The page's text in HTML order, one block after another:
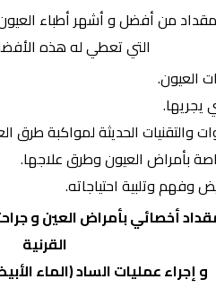
من أفضل و أشهر أطباء
التي تعطي له هذه
العيون.
يجريها.
والتقنيات الحديثة لمواكبة طرق
بأمراض العيون وطرق علاجها.
وفهم وتلبية احتياجاته.
أخصائي بأمراض العين و
القرنية
و إجراء عمليات الساد (الماء